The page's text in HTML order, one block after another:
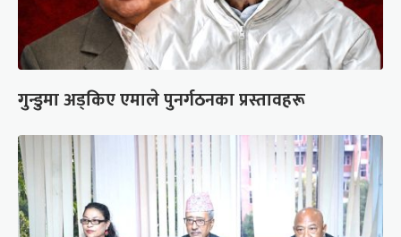
गुन्डुमा अड्किए एमाले पुनर्गठनका प्रस्तावहरू